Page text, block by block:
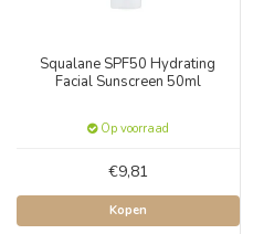
Squalane SPF50 Hydrating
Facial Sunscreen 50ml
Op voorraad
€9,81
Kopen